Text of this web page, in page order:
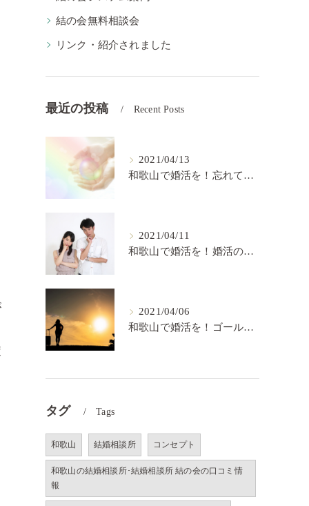
結の会無料相談会
リンク・紹介されました
最近の投稿 Recent Posts
2021/04/13
和歌山で婚活を！忘れてはいけない婚活の秘訣【結の会】
2021/04/11
和歌山で婚活を！婚活の中で大切なこと【結の会】
2021/04/06
和歌山で婚活を！ゴールを決めるということ【結の会】
タグ Tags
和歌山 結婚相談所 コンセプト
和歌山の結婚相談所･結婚相談所 結の会の口コミ情
報